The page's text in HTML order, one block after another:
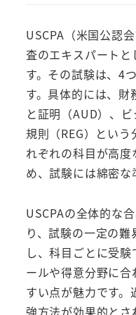
USCPA（米国公認
査のエキスパート
す。その試験は、4
す。具体的には、財
と証明（AUD）、ビ
規則（REG）とい
れぞれの科目が高
め、試験には綿密な
USCPAの全体的な
り、試験の一定の
し、科目ごとに受
ールや得意分野に
すい点が魅力です
強方法が効果的とさ